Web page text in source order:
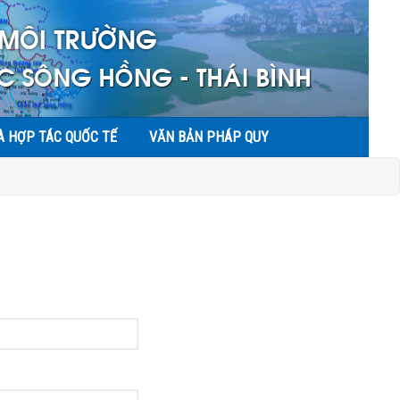
HỢP TÁC QUỐC TẾ VĂN BẢN PHÁP QUY